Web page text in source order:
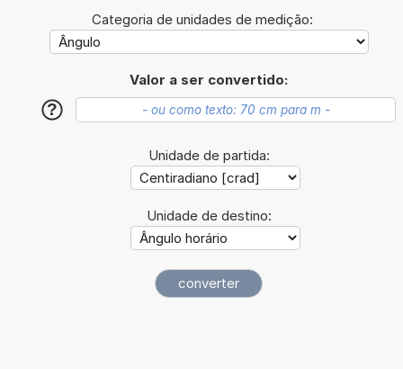
Categoria de unidades de medição:
Valor a ser convertido:
?
Unidade de partida:
Unidade de destino: